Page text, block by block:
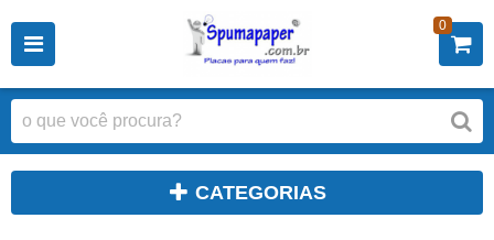
0
CATEGORIAS